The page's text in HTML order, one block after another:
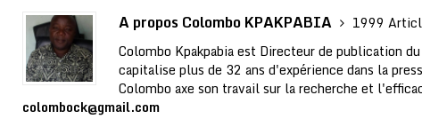
A propos Colombo KPAKPABIA
1999
Colombo Kpakpabia est Directeur de publication
capitalise plus de 32 ans d'expérience dans la
Colombo axe son travail sur la recherche et
colombock@gmail.com